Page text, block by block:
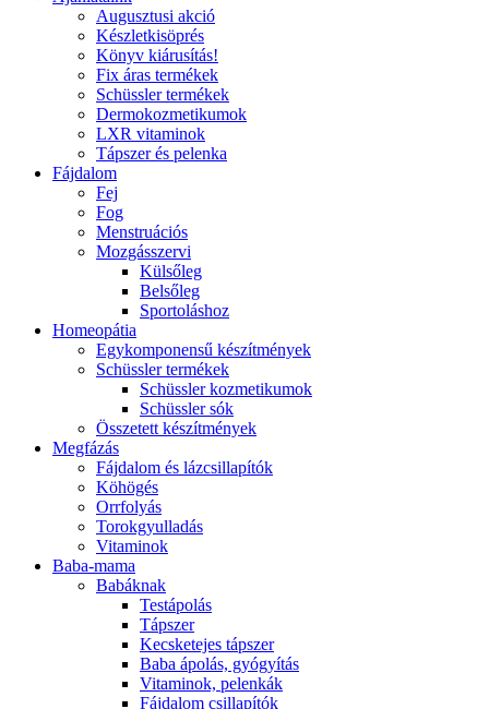
Augusztusi akció
Készletkisöprés
Könyv kiárusítás!
Fix áras termékek
Schüssler termékek
Dermokozmetikumok
LXR vitaminok
Tápszer és pelenka
Fájdalom
Fej
Fog
Menstruációs
Mozgásszervi
Külsőleg
Belsőleg
Sportoláshoz
Homeopátia
Egykomponensű készítmények
Schüssler termékek
Schüssler kozmetikumok
Schüssler sók
Összetett készítmények
Megfázás
Fájdalom és lázcsillapítók
Köhögés
Orrfolyás
Torokgyulladás
Vitaminok
Baba-mama
Babáknak
Testápolás
Tápszer
Kecsketejes tápszer
Baba ápolás, gyógyítás
Vitaminok, pelenkák
Fájdalom csillapítók